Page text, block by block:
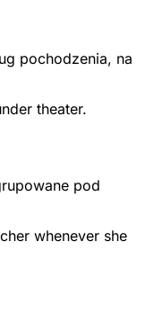
pochodzenia, na
theater.
pod
whenever she